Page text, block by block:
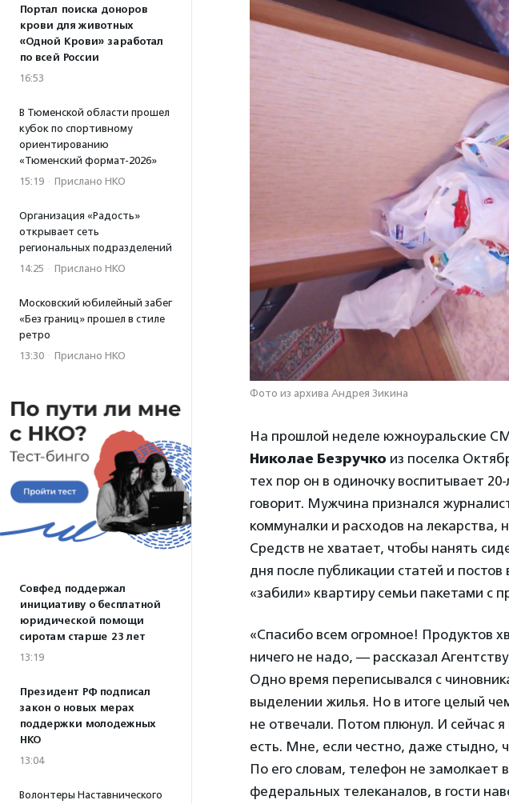
Портал поиска доноров
крови для животных
«Одной Крови» заработал
по всей России
16:53
В Тюменской области прошел
кубок по спортивному
ориентированию
«Тюменский формат-2026»
15:19 · Прислано НКО
Организация «Радость»
открывает сеть
региональных подразделений
14:25 · Прислано НКО
Московский юбилейный забег
«Без границ» прошел в стиле
ретро
13:30 · Прислано НКО
Совфед поддержал
инициативу о бесплатной
юридической помощи
сиротам старше 23 лет
13:19
Президент РФ подписал
закон о новых мерах
поддержки молодежных
НКО
13:04
Волонтеры Наставнического
Фото из архива Андрея Зикина
На прошлой неделе южноуральские
Николае Безручко из поселка
тех пор он в одиночку воспитывает
говорит. Мужчина признался
коммуналки и расходов на лекарства,
Средств не хватает, чтобы нанять
дня после публикации статей и
«забили» квартиру семьи пакетами с
«Спасибо всем огромное! Продуктов
ничего не надо, — рассказал
Одно время переписывался с
выделении жилья. Но в итоге целый
не отвечали. Потом плюнул. И сейчас я
есть. Мне, если честно, даже стыдно,
По его словам, телефон не
федеральных телеканалов, в гости